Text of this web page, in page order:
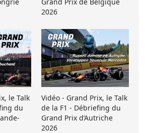
2026
le Talk
du
Vidéo - Grand Prix, le Talk
de la F1 - Débriefing du
Grand Prix d’Autriche
2026